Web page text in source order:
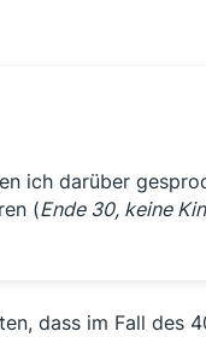
ich darüber
(Ende 30, keine
dass im Fall des